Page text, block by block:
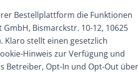
Bestellplattform die Funktionen
Bismarckstr. 10-12, 10625
Klaro stellt einen gesetzlich
Hinweis zur Verfügung und
Betreiber, Opt-In und Opt-Out über